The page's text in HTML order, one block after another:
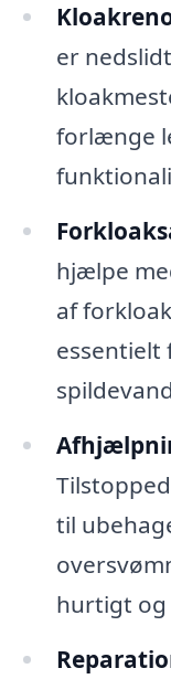
er
forlænge
hjælpe
af
til
hurtigt og